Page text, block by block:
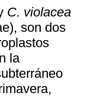
C. violacea
son dos
la